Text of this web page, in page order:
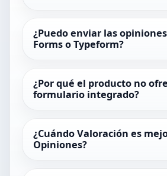
¿Puedo enviar las
Forms o Typeform?
¿Por qué el producto no
formulario integrado?
¿Cuándo Valoración es
Opiniones?